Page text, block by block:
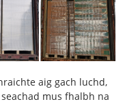
aig gach luchd,
mus fhalbh na